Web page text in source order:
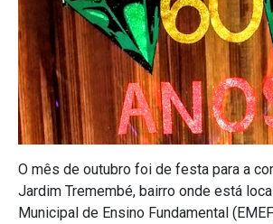
O mês de outubro foi de festa para a
Jardim Tremembé, bairro onde está
Municipal de Ensino Fundamental